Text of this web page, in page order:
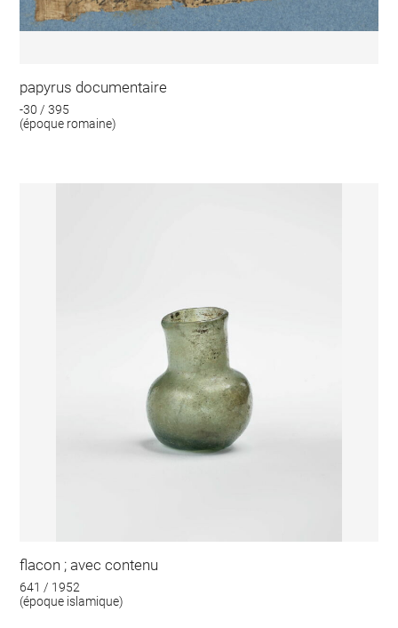
papyrus documentaire
-30 / 395
(époque romaine)
flacon ; avec contenu
641 / 1952
(époque islamique)